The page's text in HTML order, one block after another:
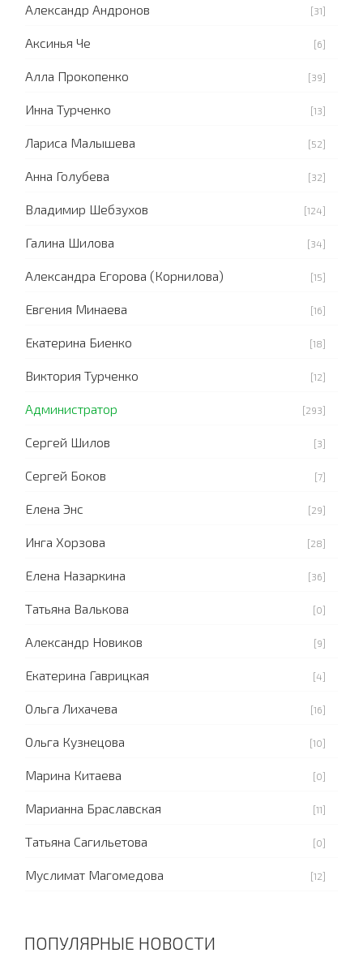
Александр Андронов [31]
Аксинья Че [6]
Алла Прокопенко [39]
Инна Турченко [13]
Лариса Малышева [52]
Анна Голубева [32]
Владимир Шебзухов [124]
Галина Шилова [34]
Александра Егорова (Корнилова) [15]
Евгения Минаева [16]
Екатерина Биенко [18]
Виктория Турченко [12]
Администратор [293]
Сергей Шилов [3]
Сергей Боков [7]
Елена Энс [29]
Инга Хорзова [28]
Елена Назаркина [36]
Татьяна Валькова [0]
Александр Новиков [9]
Екатерина Гаврицкая [4]
Ольга Лихачева [16]
Ольга Кузнецова [10]
Марина Китаева [0]
Марианна Браславская [11]
Татьяна Сагильетова [0]
Муслимат Магомедова [12]
ПОПУЛЯРНЫЕ НОВОСТИ